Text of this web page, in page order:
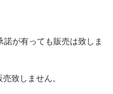
諾が有っても販売は致しま
致しません。